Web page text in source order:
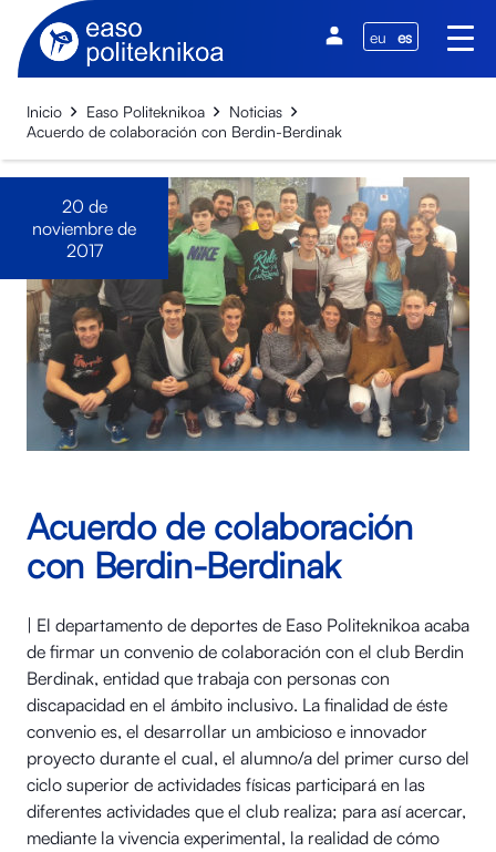
eu es
Inicio Easo Politeknikoa
Noticias
Acuerdo de colaboración con Berdin-Berdinak
20 de
noviembre de
2017
Acuerdo de colaboración
con Berdin-Berdinak
| El departamento de deportes de Easo Politeknikoa acaba
de firmar un convenio de colaboración con el club Berdin
Berdinak, entidad que trabaja con personas con
discapacidad en el ámbito inclusivo. La finalidad de éste
convenio es, el desarrollar un ambicioso e innovador
proyecto durante el cual, el alumno/a del primer curso del
ciclo superior de actividades físicas participará en las
diferentes actividades que el club realiza; para así acercar,
mediante la vivencia experimental, la realidad de cómo